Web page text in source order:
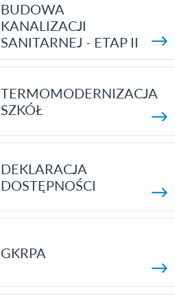
BUDOWA
KANALIZACJI
SANITARNEJ - ETAP II
TERMOMODERNIZACJA
SZKÓŁ
DEKLARACJA
DOSTĘPNOŚCI
GKRPA